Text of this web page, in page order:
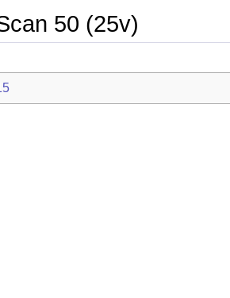
50 (25v)